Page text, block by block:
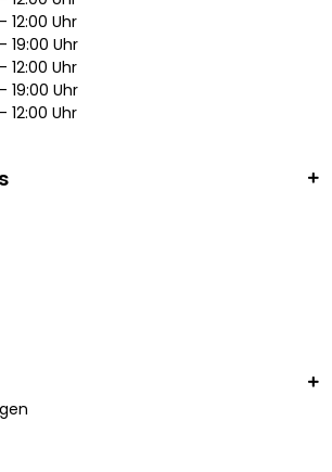
12:00 Uhr
19:00 Uhr
12:00 Uhr
19:00 Uhr
12:00 Uhr